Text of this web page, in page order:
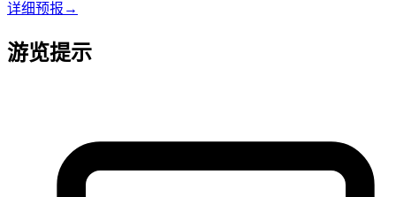
详细预报 →
游览提示